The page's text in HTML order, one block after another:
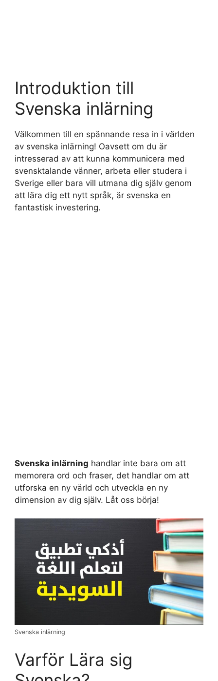
Introduktion till
Svenska inlärning
Välkommen till en spännande resa in i världen
av svenska inlärning! Oavsett om du är
intresserad av att kunna kommunicera med
svensktalande vänner, arbeta eller studera i
Sverige eller bara vill utmana dig själv genom
att lära dig ett nytt språk, är svenska en
fantastisk investering.
Svenska inlärning handlar inte bara om att
memorera ord och fraser, det handlar om att
utforska en ny värld och utveckla en ny
dimension av dig själv. Låt oss börja!
Svenska inlärning
Varför Lära sig